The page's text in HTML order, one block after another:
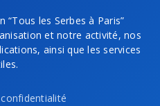
“Tous les Serbes à Paris”
et notre activité, nos
ainsi que les services